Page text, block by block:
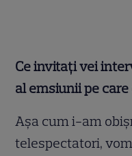
Ce invitați vei
al emsiunii pe
Aşa cum i-am
telespectatori,